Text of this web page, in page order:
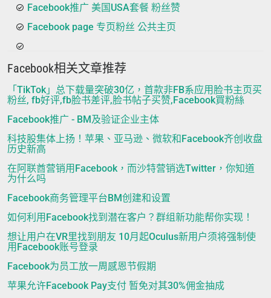
Facebook推广 美国USA套餐 粉丝赞
Facebook page 专页粉丝 公共主页
Facebook相关文章推荐
「TikTok」总下载量突破30亿，首款非FB系应用脸书主页买
粉丝, fb好评,fb脸书差评,脸书帖子买赞,Facebook買粉絲
Facebook推广 - BM及验证企业主体
科技股集体上扬！苹果、亚马逊、微软和Facebook齐创收盘
历史新高
在阿联酋营销用Facebook，而沙特营销选Twitter，你知道
为什么吗
Facebook商务管理平台BM创建和设置
如何利用Facebook找到潜在客户？群组新功能帮你实现！
想让用户在VR里找到朋友 10月起Oculus新用户须将强制使
用Facebook账号登录
Facebook为员工放一周感恩节假期
苹果允许Facebook Pay支付 暂免对其30%佣金抽成